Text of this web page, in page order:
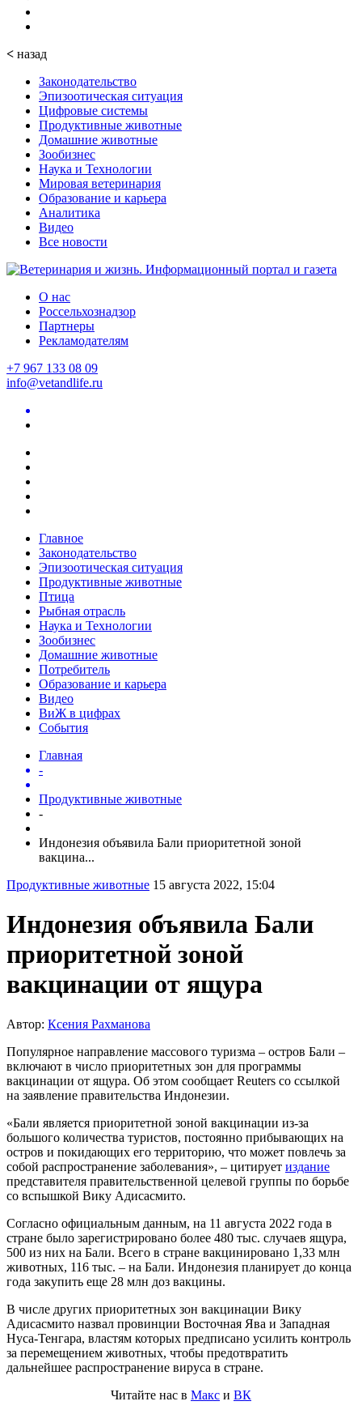
< назад
Законодательство
Эпизоотическая ситуация
Цифровые системы
Продуктивные животные
Домашние животные
Зообизнес
Наука и Технологии
Мировая ветеринария
Образование и карьера
Аналитика
Видео
Все новости
О нас
Россельхознадзор
Партнеры
Рекламодателям
+7 967 133 08 09
info@vetandlife.ru
Главное
Законодательство
Эпизоотическая ситуация
Продуктивные животные
Птица
Рыбная отрасль
Наука и Технологии
Зообизнес
Домашние животные
Потребитель
Образование и карьера
Видео
ВиЖ в цифрах
События
Главная
-
Продуктивные животные
-
Индонезия объявила Бали приоритетной зоной
вакцина...
Продуктивные животные 15 августа 2022, 15:04
Индонезия объявила Бали
приоритетной зоной
вакцинации от ящура
Автор: Ксения Рахманова
Популярное направление массового туризма – остров Бали –
включают в число приоритетных зон для программы
вакцинации от ящура. Об этом сообщает Reuters со ссылкой
на заявление правительства Индонезии.
«Бали является приоритетной зоной вакцинации из-за
большого количества туристов, постоянно прибывающих на
остров и покидающих его территорию, что может повлечь за
собой распространение заболевания», – цитирует издание
представителя правительственной целевой группы по борьбе
со вспышкой Вику Адисасмито.
Согласно официальным данным, на 11 августа 2022 года в
стране было зарегистрировано более 480 тыс. случаев ящура,
500 из них на Бали. Всего в стране вакцинировано 1,33 млн
животных, 116 тыс. – на Бали. Индонезия планирует до конца
года закупить еще 28 млн доз вакцины.
В числе других приоритетных зон вакцинации Вику
Адисасмито назвал провинции Восточная Ява и Западная
Нуса-Тенгара, властям которых предписано усилить контроль
за перемещением животных, чтобы предотвратить
дальнейшее распространение вируса в стране.
Читайте нас в Макс и ВК